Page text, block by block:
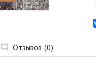
Отзывов (0)